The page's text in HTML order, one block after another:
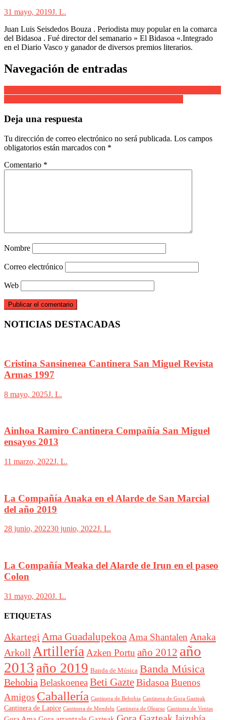
31 mayo, 2019J. L.
Juan Luis Seisdedos Bouza . Periodista muy popular en la comarca
del Bidasoa . Fué director del semanario » El Bidasoa «.Integrado
en el Diario Vasco y ganador de diversos premios literarios.
Navegación de entradas
Deja una respuesta
Tu dirección de correo electrónico no será publicada. Los campos
obligatorios están marcados con *
Comentario *
Nombre
Correo electrónico
Web
NOTICIAS DESTACADAS
Cristina Sansinenea Cantinera San Miguel Revista
Armas 1997
8 mayo, 2025J. L.
Ainhoa Ramiro Cantinera Compañía San Miguel
ensayos 2013
11 marzo, 2022J. L.
La Compañía Anaka en el Alarde de San Marcial
del año 2019
28 junio, 202230 junio, 2022J. L.
La Compañía Meaka del Alarde de Irun en el paseo
Colon
31 mayo, 2020J. L.
ETIQUETAS
Akartegi Ama GuadalupekoaAma Shantalen Anaka
Arkoll ArtilleríaAzken Portu año 2012 año
2013 año 2019 Banda de Música Banda Música
BehobiaBelaskoeneaBeti GazteBidasoaBuenos
Amigos Caballería Cantinera de Behobia Cantinera de Gora Gazteak
Cantinera de Lapice Cantinera de Mendelu Cantinera de Olearso Cantinera de Ventas